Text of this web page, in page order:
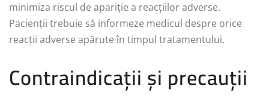
minimiza riscul de apariție a reacțiilor adverse.
Pacienții trebuie să informeze medicul despre orice
reacții adverse apărute în timpul tratamentului.
Contraindicații și precauții